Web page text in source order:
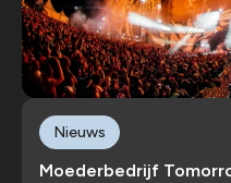
Moederbedrijf
Nieuws